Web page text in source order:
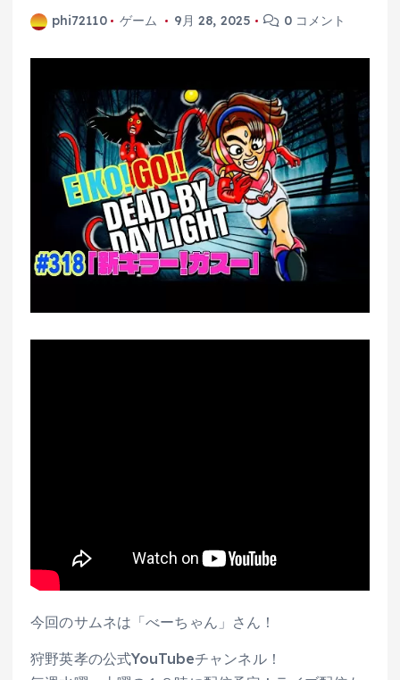
phi72110 ゲーム 9月 28, 2025 0 コメント
今回のサムネは「べーちゃん」さん！
狩野英孝の公式YouTubeチャンネル！